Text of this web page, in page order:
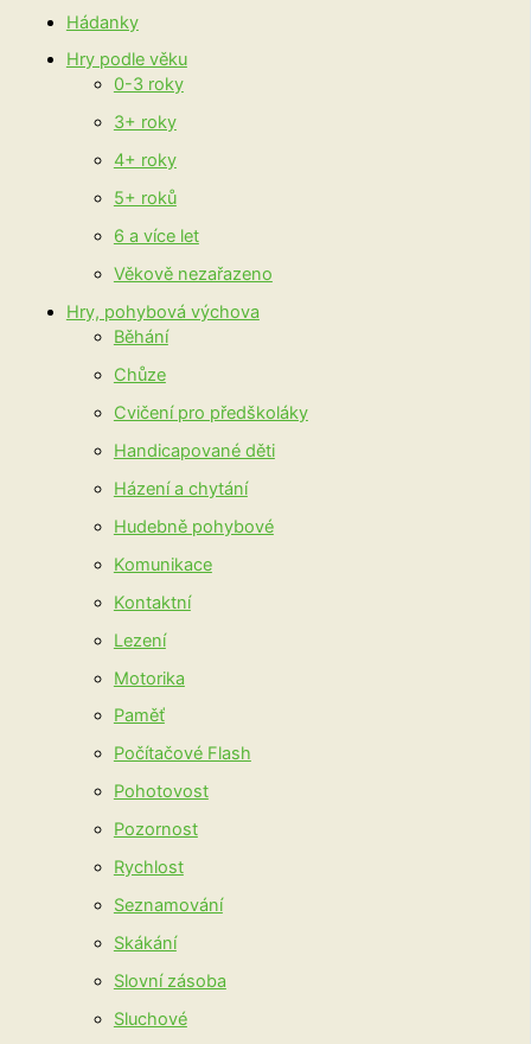
Hádanky
Hry podle věku
0-3 roky
3+ roky
4+ roky
5+ roků
6 a více let
Věkově nezařazeno
Hry, pohybová výchova
Běhání
Chůze
Cvičení pro předškoláky
Handicapované děti
Házení a chytání
Hudebně pohybové
Komunikace
Kontaktní
Lezení
Motorika
Paměť
Počítačové Flash
Pohotovost
Pozornost
Rychlost
Seznamování
Skákání
Slovní zásoba
Sluchové